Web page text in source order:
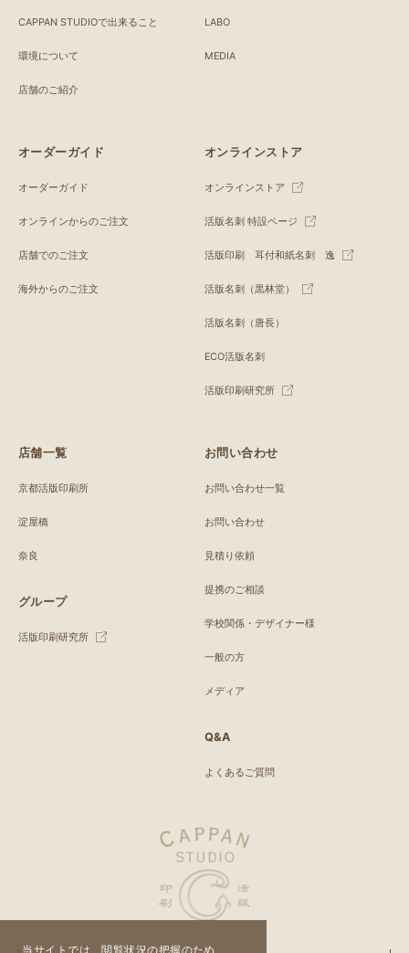
当サイトでは、閲覧状況の把握のため
CAPPAN STUDIOで出来ること
環境について
店舗のご紹介
LABO
MEDIA
オーダーガイド
オーダーガイド
オンラインからのご注文
店舗でのご注文
海外からのご注文
オンラインストア
オンラインストア
活版名刺 特設ページ
活版印刷 耳付和紙名刺 逸
活版名刺（黒林堂）
活版名刺（唐長）
ECO活版名刺
活版印刷研究所
店舗一覧
京都活版印刷所
淀屋橋
奈良
グループ
活版印刷研究所
お問い合わせ
お問い合わせ一覧
お問い合わせ
見積り依頼
提携のご相談
学校関係・デザイナー様
一般の方
メディア
Q&A
よくあるご質問